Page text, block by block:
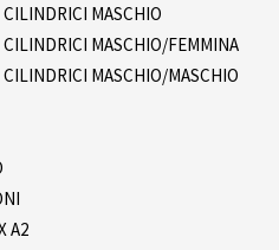
MASCHIO
MASCHIO/FEMMINA
MASCHIO/MASCHIO
A2